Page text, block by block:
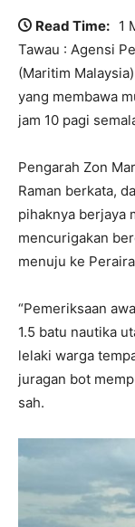
Read Time: 1
Tawau : Agensi
(Maritim
yang membawa
jam 10 pagi
Pengarah Zon
Raman berkata,
pihaknya berjaya
mencurigakan
menuju ke
“Pemeriksaan
1.5 batu nautika
lelaki warga
juragan bot
sah.